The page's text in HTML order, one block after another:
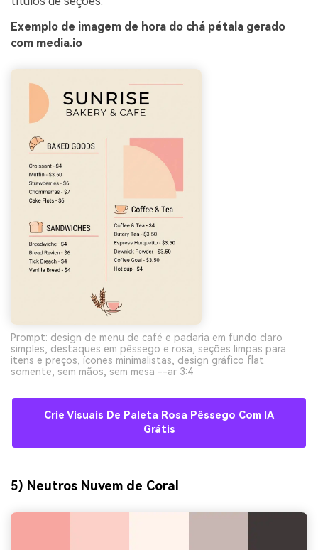
Exemplo de imagem de hora do chá pétala gerado
com media.io
Prompt: design de menu de café e padaria em fundo claro
simples, destaques em pêssego e rosa, seções limpas para
itens e preços, ícones minimalistas, design gráfico flat
somente, sem mãos, sem mesa --ar 3:4
Crie Visuais De Paleta Rosa Pêssego Com IA
Grátis
5) Neutros Nuvem de Coral